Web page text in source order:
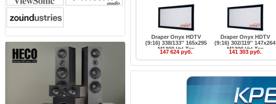
Draper Onyx HDTV
(9:16) 338/133'' 165x295
M1300 Vel-Tex
147 624 руб.
Draper Onyx HDTV
(9:16) 302/119'' 147x264
M1300 Vel-Tex
141 303 руб.